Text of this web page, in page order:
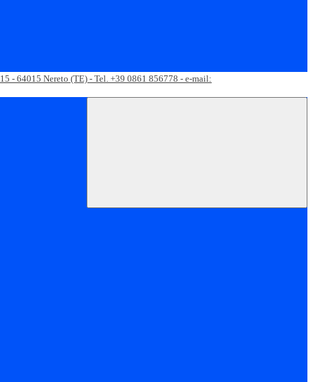
- 64015 Nereto (TE) - Tel. +39 0861 856778 - e-mail: